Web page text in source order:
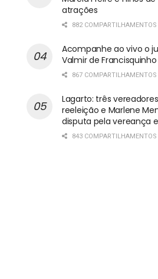
atrações
882 COMPARTILHAMENTOS
Acompanhe ao vivo o
Valmir de Francisquinho
867 COMPARTILHAMENTOS
Lagarto: três
reeleição e Marlene
disputa pela vereança
843 COMPARTILHAMENTOS